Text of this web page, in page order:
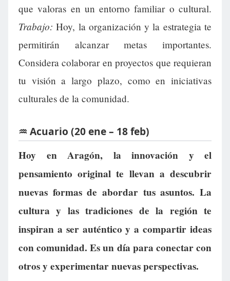
que valoras en un entorno familiar o cultural.
Trabajo: Hoy, la organización y la estrategia te
permitirán alcanzar metas importantes.
Considera colaborar en proyectos que requieran
tu visión a largo plazo, como en iniciativas
culturales de la comunidad.
♒ Acuario (20 ene – 18 feb)
Hoy en Aragón, la innovación y el
pensamiento original te llevan a descubrir
nuevas formas de abordar tus asuntos. La
cultura y las tradiciones de la región te
inspiran a ser auténtico y a compartir ideas
con comunidad. Es un día para conectar con
otros y experimentar nuevas perspectivas.